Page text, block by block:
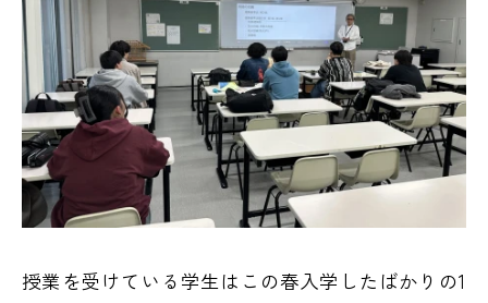
授業を受けている学生はこの春入学したばかりの1